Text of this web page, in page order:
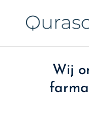
Wij